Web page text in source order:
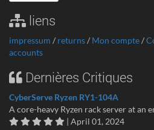
liens
impressum / returns/ Mon compte/
accounts
Dernières Critiques
CyberServe Ryzen RY1-104A
A core-heavy Ryzen rack server at an
| April 01, 2024